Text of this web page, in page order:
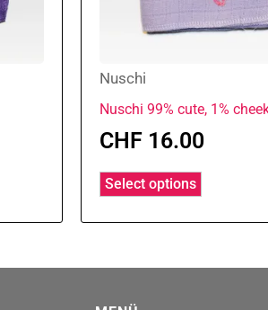
Nuschi
Nuschi 99% cute, 1%
CHF 16.00
Select options